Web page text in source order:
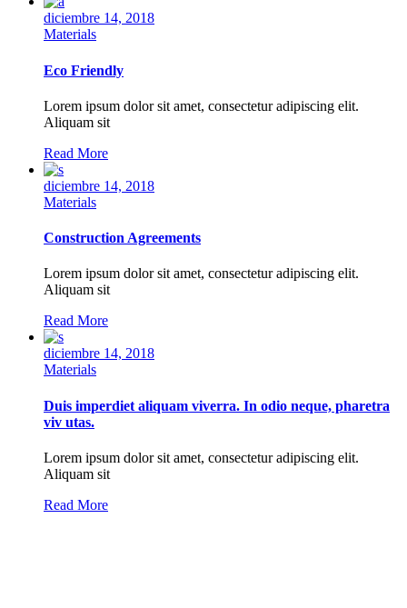
diciembre 14, 2018
Materials
Eco Friendly
Lorem ipsum dolor sit amet, consectetur adipiscing elit.
Aliquam sit
Read More
diciembre 14, 2018
Materials
Construction Agreements
Lorem ipsum dolor sit amet, consectetur adipiscing elit.
Aliquam sit
Read More
diciembre 14, 2018
Materials
Duis imperdiet aliquam viverra. In odio neque, pharetra
viv utas.
Lorem ipsum dolor sit amet, consectetur adipiscing elit.
Aliquam sit
Read More